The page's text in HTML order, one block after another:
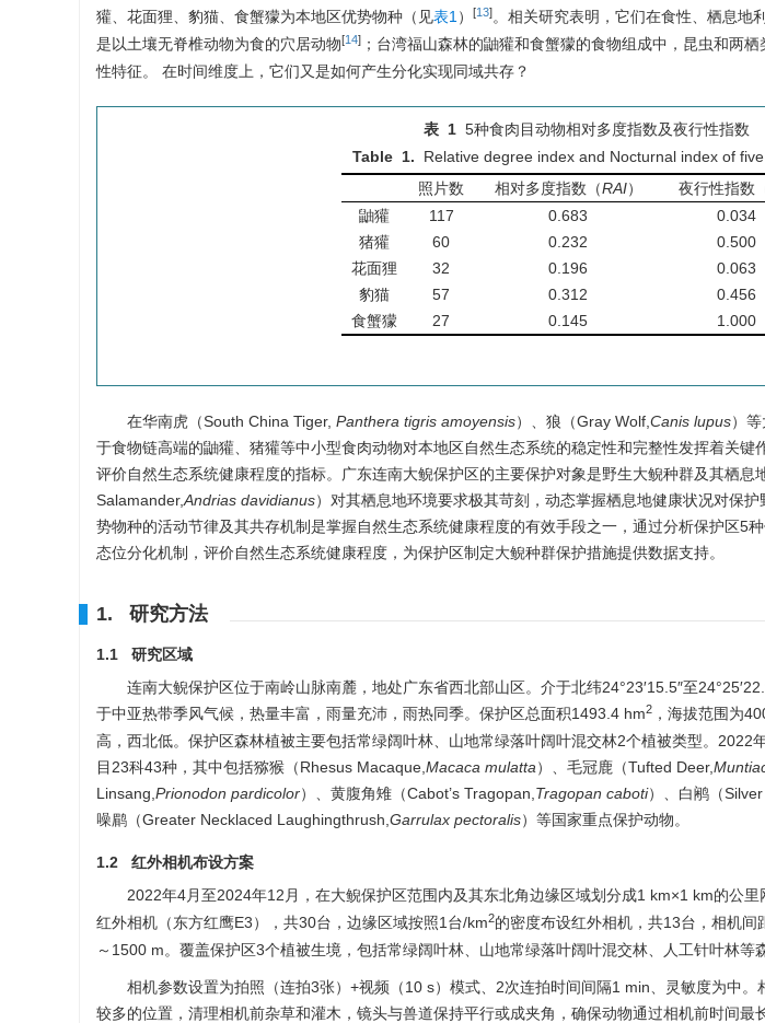
獾、花面狸、豹猫、食蟹獴为本地区优势物种（见表1 ） [13]。相关研究表明，它们在食性、栖息地
是以土壤无脊椎动物为食的穴居动物[14] ；台湾福山森林的鼬獾和食蟹獴的食物组成中，昆虫和两
性特征。 在时间维度上，它们又是如何产生分化实现同域共存？
表 1 5种食肉目动物相对多度指数及夜行性指数
Table 1.
Relative degree index and Nocturnal index of
照片数
相对多度指数（RAI） 夜行性指数
鼬獾
117 0.683
0.034
猪獾
60 0.232
0.500
花面狸
32 0.196
0.063
豹猫
57 0.312
0.456
食蟹獴
27 0.145 1.000
在华南虎（South China Tiger, Panthera tigris amoyensis）、狼（Gray Wolf, Canis lupus）
于食物链高端的鼬獾、猪獾等中小型食肉动物对本地区自然生态系统的稳定性和完整性发挥着关键
评价自然生态系统健康程度的指标。广东连南大鲵保护区的主要保护对象是野生大鲵种群及其栖息
Salamander,Andrias davidianus）对其栖息地环境要求极其苛刻，动态掌握栖息地健康状况对保
势物种的活动节律及其共存机制是掌握自然生态系统健康程度的有效手段之一，通过分析保护区5
态位分化机制，评价自然生态系统健康程度，为保护区制定大鲵种群保护措施提供数据支持。
1. 研究方法
1.1 研究区域
连南大鲵保护区位于南岭山脉南麓，地处广东省西北部山区。介于北纬24°23′15.5″至
于中亚热带季风气候，热量丰富，雨量充沛，雨热同季。保护区总面积1493.4 hm2 ，海拔范围为
高，西北低。保护区森林植被主要包括常绿阔叶林、山地常绿落叶阔叶混交林2个植被类型。2022
目23科43种，其中包括猕猴（Rhesus Macaque, Macaca mulatta）、毛冠鹿（Tufted Deer,
Linsang, Prionodon pardicolor）、黄腹角雉（Cabot’s Tragopan, Tragopan caboti）、白鹇（
噪鹛（Greater Necklaced Laughingthrush, Garrulax pectoralis）等国家重点保护动物。
1.2 红外相机布设方案
2022年4月至2024年12月，在大鲵保护区范围内及其东北角边缘区域划分成1 km×1 km的公
红外相机（东方红鹰E3），共30台，边缘区域按照1台/km2的密度布设红外相机，共13台，相机
～ 1500 m。覆盖保护区3个植被生境，包括常绿阔叶林、山地常绿落叶阔叶混交林、人工针叶林等
相机参数设置为拍照（连拍3张）+视频（10 s）模式、2次连拍时间间隔1 min、灵敏度为中
较多的位置，清理相机前杂草和灌木，镜头与兽道保持平行或成夹角，确保动物通过相机前时间最